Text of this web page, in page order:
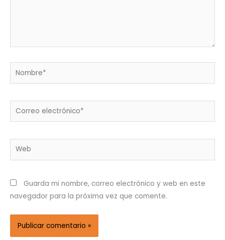
Nombre*
Correo
Web
Guarda mi nombre, correo electrónico y web en este
navegador para la próxima vez que comente.